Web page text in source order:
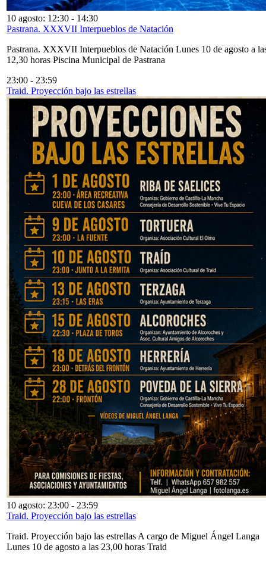
10 agosto: 12:30 - 14:30
Pastrana. XXXVII Interpueblos de Natación
Pastrana. XXXVII Interpueblos de Natación Lunes 10 de agosto a
12,30 horas Piscina Municipal de Pastrana
23:00 - 23:59
Traid. Proyección bajo las estrellas
10 agosto: 23:00 - 23:59
Traid. Proyección bajo las estrellas
Traid. Proyección bajo las estrellas A cargo de Miguel Ángel Langa
Lunes 10 de agosto a las 23,00 horas Traid